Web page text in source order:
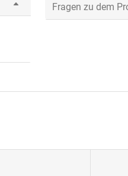
Fragen zu dem